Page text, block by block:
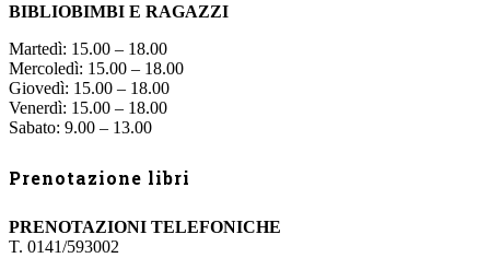
BIBLIOBIMBI E RAGAZZI
Martedì: 15.00 – 18.00
Mercoledì: 15.00 – 18.00
Giovedì: 15.00 – 18.00
Venerdì: 15.00 – 18.00
Sabato: 9.00 – 13.00
Prenotazione libri
PRENOTAZIONI TELEFONICHE
T. 0141/593002